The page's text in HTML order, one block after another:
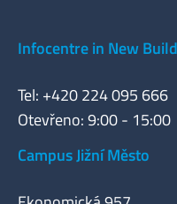
Infocentre in New
Tel: +420 224 095 666
Otevřeno: 9:00 - 15:00
Campus Jižní Město